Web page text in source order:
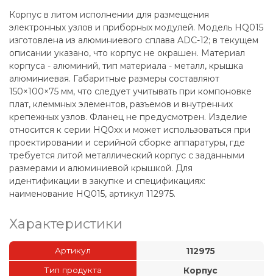
Корпус в литом исполнении для размещения
электронных узлов и приборных модулей. Модель HQ015
изготовлена из алюминиевого сплава ADC-12; в текущем
описании указано, что корпус не окрашен. Материал
корпуса - алюминий, тип материала - металл, крышка
алюминиевая. Габаритные размеры составляют
150×100×75 мм, что следует учитывать при компоновке
плат, клеммных элементов, разъемов и внутренних
крепежных узлов. Фланец не предусмотрен. Изделие
относится к серии HQ0xx и может использоваться при
проектировании и серийной сборке аппаратуры, где
требуется литой металлический корпус с заданными
размерами и алюминиевой крышкой. Для
идентификации в закупке и спецификациях:
наименование HQ015, артикул 112975.
Характеристики
Артикул
112975
Тип продукта
Корпус